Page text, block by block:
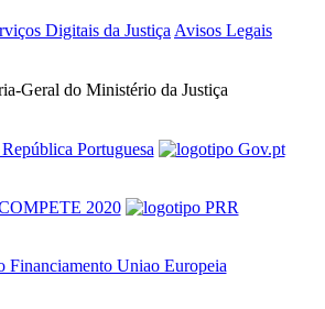
Digitais da Justiça Avisos Legais
Geral do Ministério da Justiça